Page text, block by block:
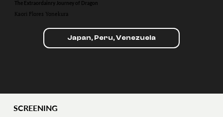
The Extraordainry Journey of Dragon
Kaori Flores Yonekura
Japan, Peru, Venezuela
SCREENING